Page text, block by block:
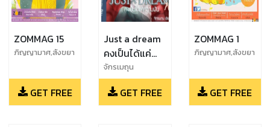
ZOMMAG 15
ภิญญามาศ,สังขยา
เมถุน
GET FREE
Just a dream
คงเป็นได้แค่
ความฝัน
จักรเมถุน
GET FREE
ZOMMAG 1
ภิญญามาศ,สังขยา
เมถุน
GET FREE